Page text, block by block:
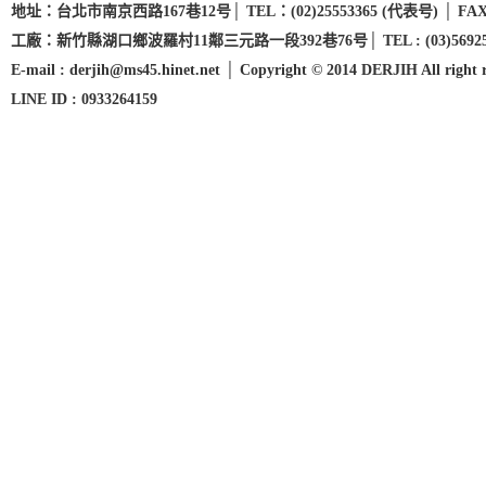
地址：台北市南京西路167巷12号│ TEL：(02)25553365 (代表号) │
工廠：新竹縣湖口鄉波羅村11鄰三元路一段392巷76号│ TEL :
E-mail : derjih@ms45.hinet.net │ Copyright © 2014 DERJIH All right
LINE ID : 0933264159